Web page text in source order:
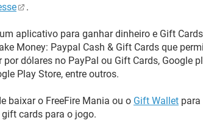
.
aplicativo para ganhar dinheiro e Gift
Money: Paypal Cash & Gift Cards que
dólares no PayPal ou Gift Cards, Google
Play Store, entre outros.
baixar o FreeFire Mania ou o Gift Wallet para
cards para o jogo.